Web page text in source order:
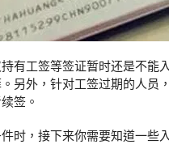
有工签等签证暂时还是不能
另外，针对工签过期的人员
签。
时，接下来你需要知道一些